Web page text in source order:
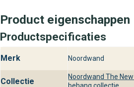
Product eigenschappen
Productspecificaties
Merk Noordwand
Collectie
Noordwand The